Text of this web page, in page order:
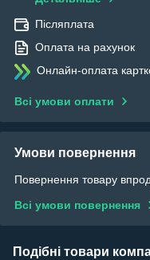
Післяплата
Оплата на рахунок
Онлайн-оплата
Всі умови оплати
Умови повернення
Повернення товару
Всі умови повернення
Подібні товари